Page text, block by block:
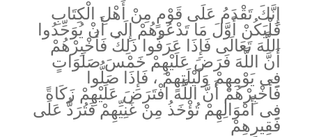
إِنَّكَ تَقْدَمُ عَلَى قَوْمٍ مِنْ أَهْلِ الْكِتَابِ
فَلْيَكُنْ أَوَّلَ مَا تَدْعُوهُمْ إِلَى أَنْ يُوَحِّدُوا
اللَّهَ تَعَالَى فَإِذَا عَرَفُوا ذَلِكَ فَأَخْبِرْهُمْ
أَنَّ اللَّهَ فَرَضَ عَلَيْهِمْ خَمْسَ صَلَوَاتٍ
فِى يَوْمِهِمْ وَلَيْلَتِهِمْ ، فَإِذَا صَلُّوا
فَأَخْبِرْهُمْ أَنَّ اللَّهَ افْتَرَضَ عَلَيْهِمْ زَكَاةً
فِى أَمْوَالِهِمْ تُؤْخَذُ مِنْ غَنِيِّهِمْ فَتُرَدُّ عَلَى
فَقِيرِهِمْ